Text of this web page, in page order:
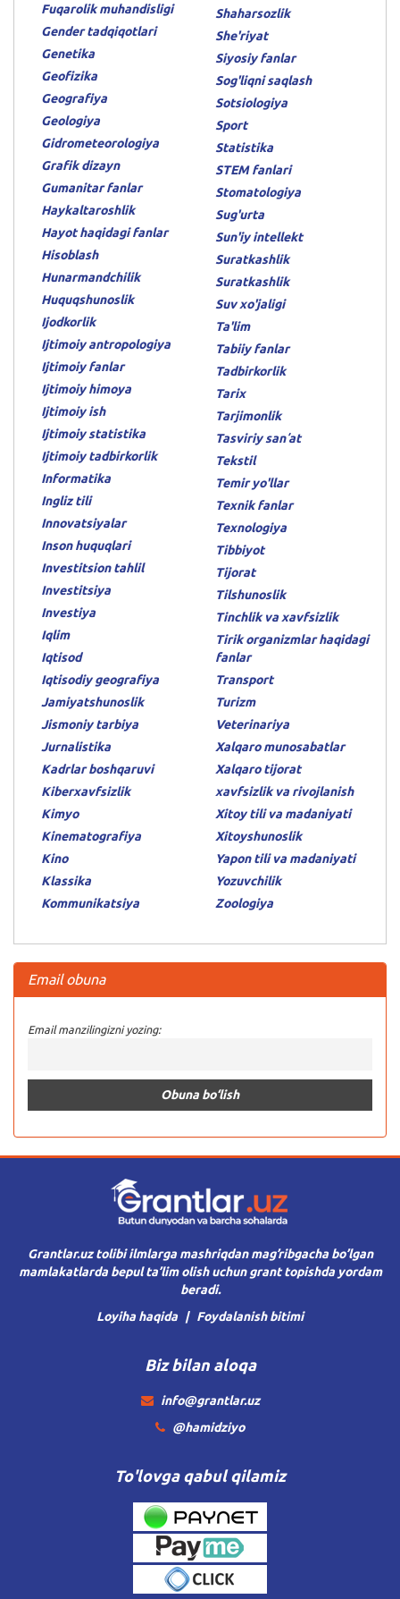
Fuqarolik muhandisligi
Gender tadqiqotlari
Genetika
Geofizika
Geografiya
Geologiya
Gidrometeorologiya
Grafik dizayn
Gumanitar fanlar
Haykaltaroshlik
Hayot haqidagi fanlar
Hisoblash
Hunarmandchilik
Huquqshunoslik
Ijodkorlik
Ijtimoiy antropologiya
Ijtimoiy fanlar
Ijtimoiy himoya
Ijtimoiy ish
Ijtimoiy statistika
Ijtimoiy tadbirkorlik
Informatika
Ingliz tili
Innovatsiyalar
Inson huquqlari
Investitsion tahlil
Investitsiya
Investiya
Iqlim
Iqtisod
Iqtisodiy geografiya
Jamiyatshunoslik
Jismoniy tarbiya
Jurnalistika
Kadrlar boshqaruvi
Kiberxavfsizlik
Kimyo
Kinematografiya
Kino
Klassika
Kommunikatsiya
Shaharsozlik
She'riyat
Siyosiy fanlar
Sog'liqni saqlash
Sotsiologiya
Sport
Statistika
STEM fanlari
Stomatologiya
Sug'urta
Sun'iy intellekt
Suratkashlik
Suratkashlik
Suv xo'jaligi
Ta'lim
Tabiiy fanlar
Tadbirkorlik
Tarix
Tarjimonlik
Tasviriy sanʼat
Tekstil
Temir yo'llar
Texnik fanlar
Texnologiya
Tibbiyot
Tijorat
Tilshunoslik
Tinchlik va xavfsizlik
Tirik organizmlar haqidagi
fanlar
Transport
Turizm
Veterinariya
Xalqaro munosabatlar
Xalqaro tijorat
xavfsizlik va rivojlanish
Xitoy tili va madaniyati
Xitoyshunoslik
Yapon tili va madaniyati
Yozuvchilik
Zoologiya
Email obuna
Email manzilingizni yozing:
Grantlar.uz tolibi ilmlarga mashriqdan mag’ribgacha bo’lgan
mamlakatlarda bepul ta’lim olish uchun grant topishda yordam
beradi.
Loyiha haqida
Foydalanish bitimi
Biz bilan aloqa
info@grantlar.uz
@hamidziyo
To'lovga qabul qilamiz